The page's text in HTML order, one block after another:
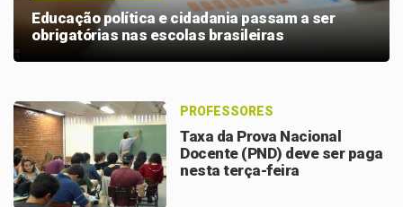
Educação política e cidadania passam a ser
obrigatórias nas escolas brasileiras
PROFESSORES
Taxa da Prova Nacional
Docente (PND) deve ser paga
nesta terça-feira